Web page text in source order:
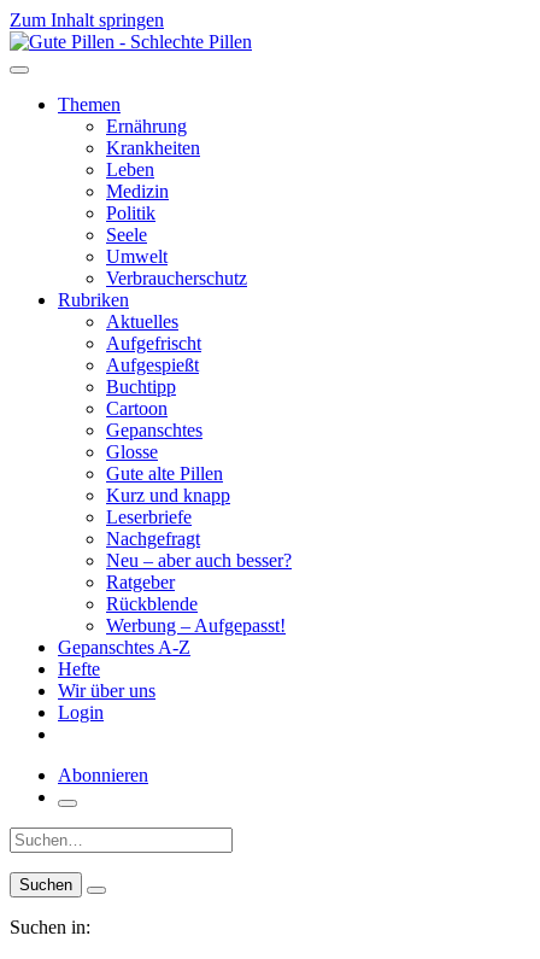
Zum Inhalt springen
Themen
Ernährung
Krankheiten
Leben
Medizin
Politik
Seele
Umwelt
Verbraucherschutz
Rubriken
Aktuelles
Aufgefrischt
Aufgespießt
Buchtipp
Cartoon
Gepanschtes
Glosse
Gute alte Pillen
Kurz und knapp
Leserbriefe
Nachgefragt
Neu – aber auch besser?
Ratgeber
Rückblende
Werbung – Aufgepasst!
Gepanschtes A-Z
Hefte
Wir über uns
Login
Abonnieren
Suche:
Suchen in: